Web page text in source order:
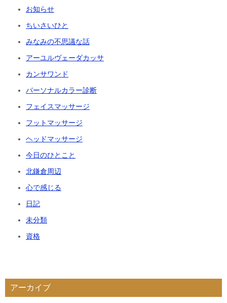
お知らせ
ちいさいひと
みなみの不思議な話
アーユルヴェーダカッサ
カンサワンド
パーソナルカラー診断
フェイスマッサージ
フットマッサージ
ヘッドマッサージ
今日のひとこと
北鎌倉周辺
心で感じる
日記
未分類
資格
アーカイブ